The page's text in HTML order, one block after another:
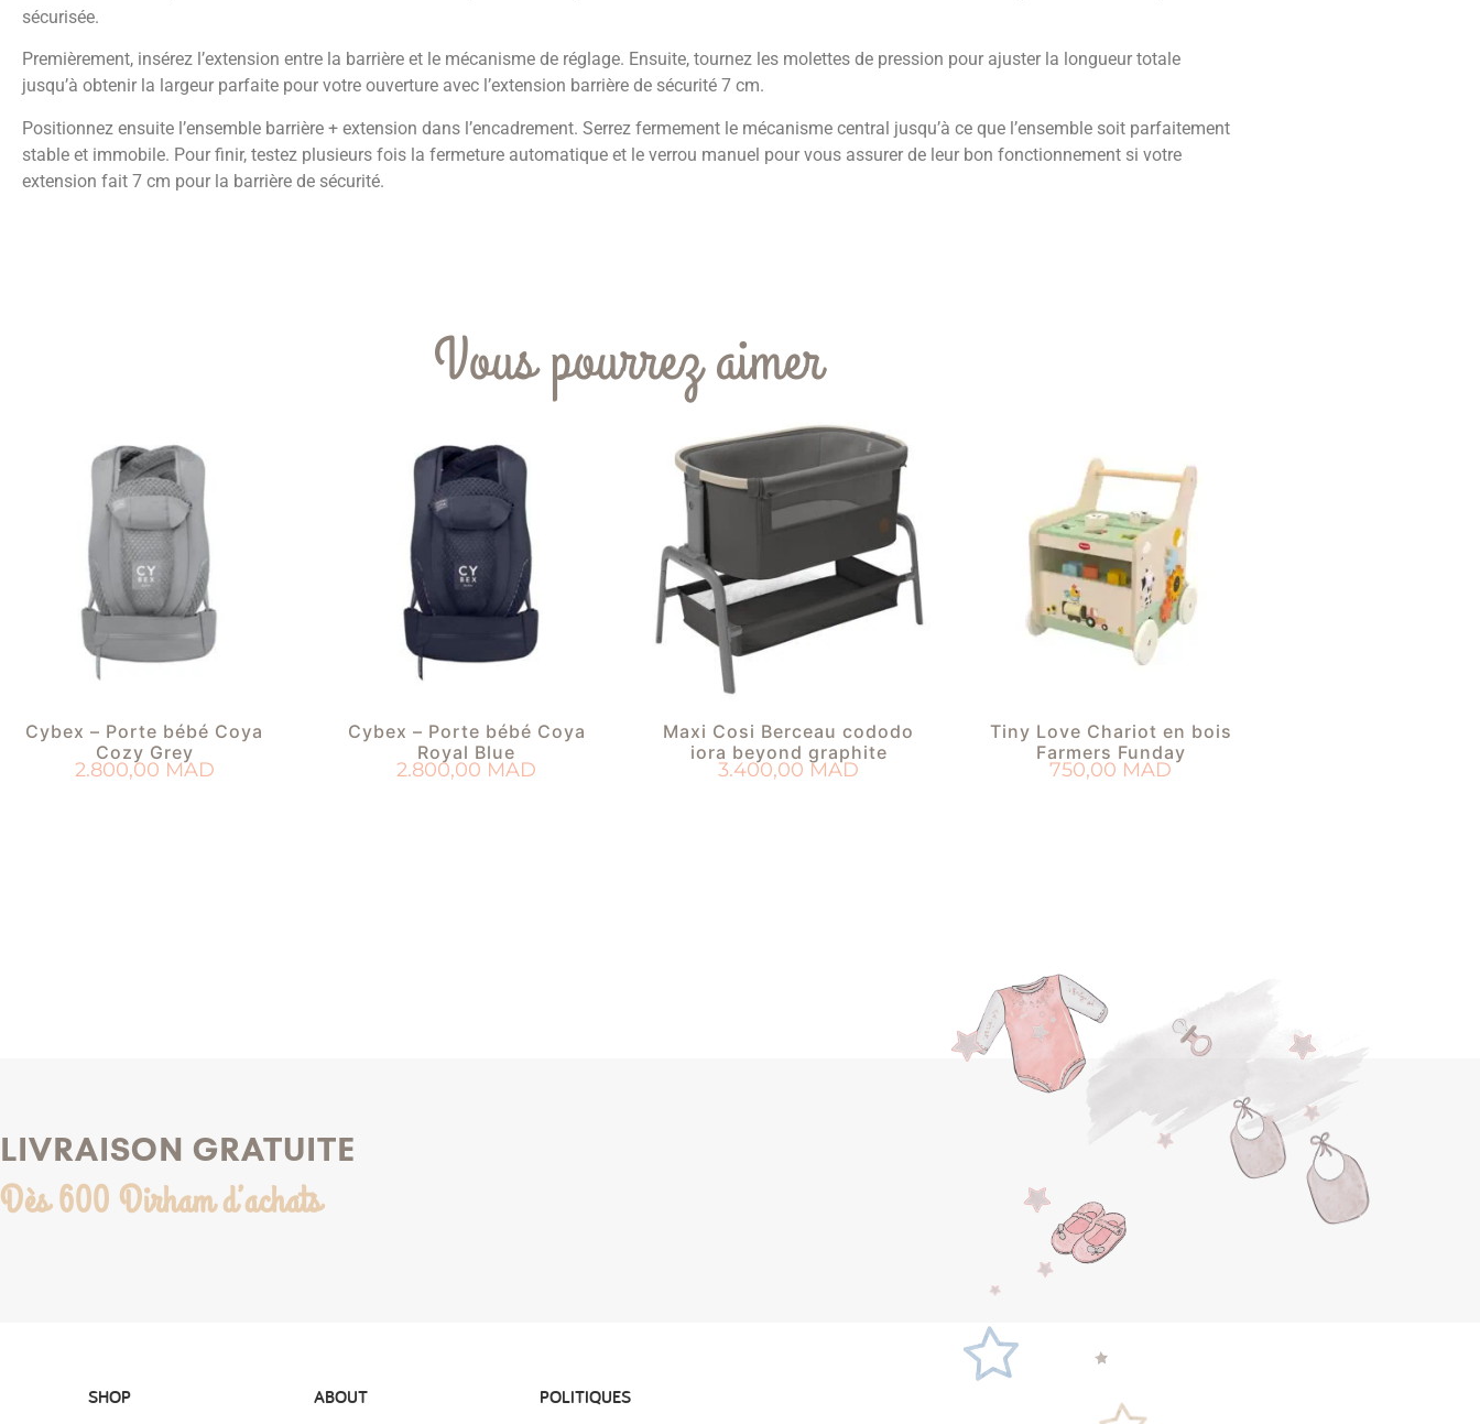
sécurisée.
Premièrement, insérez l’extension entre la barrière et le mécanisme de réglage. Ensuite, tournez les molettes de pression pour ajuster la longueur totale
jusqu’à obtenir la largeur parfaite pour votre ouverture avec l’extension barrière de sécurité 7 cm.
Positionnez ensuite l’ensemble barrière + extension dans l’encadrement. Serrez fermement le mécanisme central jusqu’à ce que l’ensemble soit parfaitement
stable et immobile. Pour finir, testez plusieurs fois la fermeture automatique et le verrou manuel pour vous assurer de leur bon fonctionnement si votre
extension fait 7 cm pour la barrière de sécurité.
Vous pourrez aimer
Cybex – Porte bébé Coya
Cozy Grey
2.800,00 MAD
Cybex – Porte bébé Coya
Royal Blue
2.800,00 MAD
Maxi Cosi Berceau cododo
iora beyond graphite
3.400,00MAD
Tiny Love Chariot en bois
Farmers Funday
750,00 MAD
LIVRAISON GRATUITE
Dès 600 Dirham d’achats
SHOP ABOUT POLITIQUES